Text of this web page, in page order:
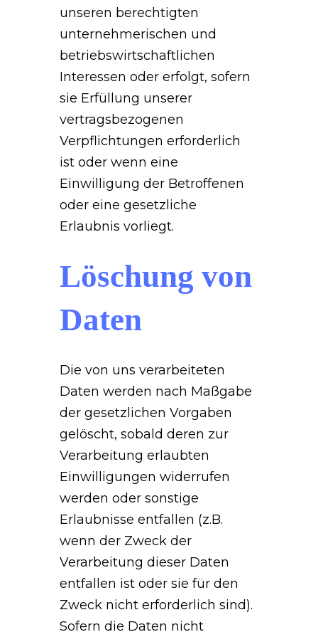
unseren berechtigten
unternehmerischen und
betriebswirtschaftlichen
Interessen oder erfolgt, sofern
sie Erfüllung unserer
vertragsbezogenen
Verpflichtungen erforderlich
ist oder wenn eine
Einwilligung der Betroffenen
oder eine gesetzliche
Erlaubnis vorliegt.
Löschung von
Daten
Die von uns verarbeiteten
Daten werden nach Maßgabe
der gesetzlichen Vorgaben
gelöscht, sobald deren zur
Verarbeitung erlaubten
Einwilligungen widerrufen
werden oder sonstige
Erlaubnisse entfallen (z.B.
wenn der Zweck der
Verarbeitung dieser Daten
entfallen ist oder sie für den
Zweck nicht erforderlich sind).
Sofern die Daten nicht